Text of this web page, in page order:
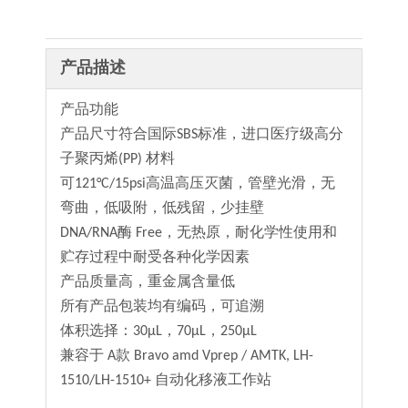
产品描述
产品功能
产品尺寸符合国际SBS标准，进口医疗级高分
子聚丙烯(PP) 材料
可121°C/15psi高温高压灭菌，管壁光滑，无
弯曲，低吸附，低残留，少挂壁
DNA/RNA酶 Free，无热原，耐化学性使用和
贮存过程中耐受各种化学因素
产品质量高，重金属含量低
所有产品包装均有编码，可追溯
体积选择：30µL，70µL，250µL
兼容于 A款 Bravo amd Vprep / AMTK, LH-
1510/LH-1510+ 自动化移液工作站